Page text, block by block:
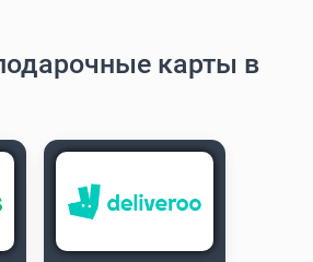
карты в